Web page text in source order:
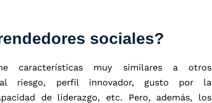
sociales?
características muy similares a otros
al riesgo, perfil innovador, gusto por la
de liderazgo, etc. Pero, además, los